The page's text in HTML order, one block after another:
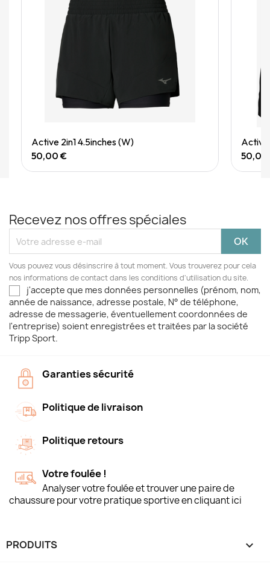
Quick View
Active 2in1 4.5inches (W)
50,00 €
Active
50,00
Recevez nos offres spéciales
Vous pouvez vous désinscrire à tout moment. Vous trouverez pour cela
nos informations de contact dans les conditions d'utilisation du site.
j'accepte que mes données personnelles (prénom, nom,
année de naissance, adresse postale, N° de téléphone,
adresse de messagerie, éventuellement coordonnées de
l'entreprise) soient enregistrées et traitées par la société
Tripp Sport.
Garanties sécurité
Politique de livraison
Politique retours
Votre foulée !
Analyser votre foulée et trouver une paire de
chaussure pour votre pratique sportive en cliquant ici
PRODUITS 